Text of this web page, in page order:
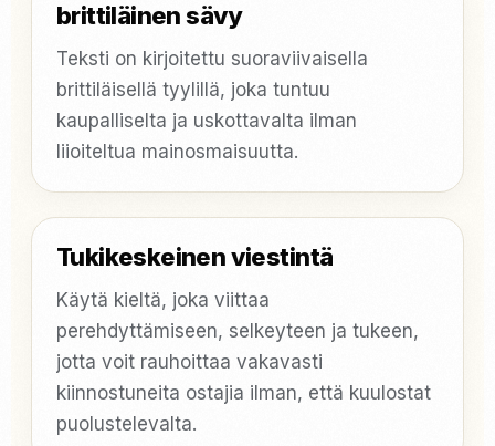
brittiläinen sävy
Teksti on kirjoitettu suoraviivaisella
brittiläisellä tyylillä, joka tuntuu
kaupalliselta ja uskottavalta ilman
liioiteltua mainosmaisuutta.
Tukikeskeinen viestintä
Käytä kieltä, joka viittaa
perehdyttämiseen, selkeyteen ja tukeen,
jotta voit rauhoittaa vakavasti
kiinnostuneita ostajia ilman, että kuulostat
puolustelevalta.